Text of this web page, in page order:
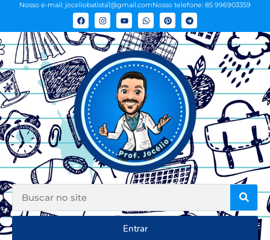
Nosso e-mail: joceliobatista1@gmail.comNosso telefone: 85 996903359
Entrar